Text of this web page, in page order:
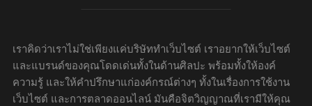
เราคิดว่าเราไม่ใช่เพียงแค่บริษัททำเว็บไซต์ เราอยากให้เว็บไซต์
และแบรนด์ของคุณโดดเด่นทั้งในด้านศิลปะ พร้อมทั้งให้องค์
ความรู้ และให้คำปรึกษาแก่องค์กรณ์ต่างๆ ทั้งในเรื่องการใช้งาน
เว็บไซต์ และการตลาดออนไลน์ มันคือจิตวิญญาณที่เรามีให้คุณ